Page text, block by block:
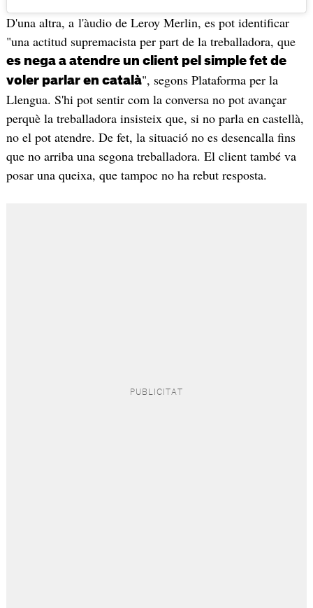
D'una altra, a l'àudio de Leroy Merlin, es pot identificar
"una actitud supremacista per part de la treballadora, que
es nega a atendre un client pel simple fet de
voler parlar en català", segons Plataforma per la
Llengua. S'hi pot sentir com la conversa no pot avançar
perquè la treballadora insisteix que, si no parla en castellà,
no el pot atendre. De fet, la situació no es desencalla fins
que no arriba una segona treballadora. El client també va
posar una queixa, que tampoc no ha rebut resposta.